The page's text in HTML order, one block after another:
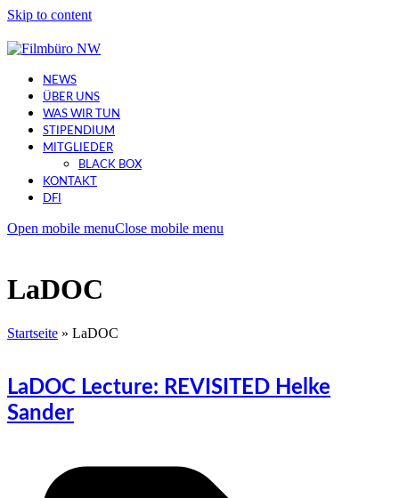
Skip to content
NEWS
ÜBER UNS
WAS WIR TUN
STIPENDIUM
MITGLIEDER
BLACK BOX
KONTAKT
DFI
Open mobile menuClose mobile menu
LaDOC
Startseite » LaDOC
LaDOC Lecture: REVISITED Helke
Sander